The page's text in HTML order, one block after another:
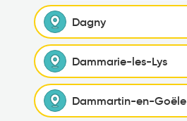
Dagny
Dammarie-les-Lys
Dammartin-en-Goële